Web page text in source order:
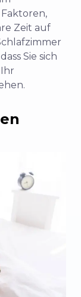
Zeit auf
Sie sich